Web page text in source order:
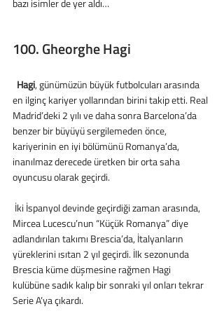
bazı isimler de yer aldı…
100. Gheorghe Hagi
Hagi, günümüzün büyük futbolcuları arasında
en ilginç kariyer yollarından birini takip etti. Real
Madrid’deki 2 yılı ve daha sonra Barcelona’da
benzer bir büyüyü sergilemeden önce,
kariyerinin en iyi bölümünü Romanya’da,
inanılmaz derecede üretken bir orta saha
oyuncusu olarak geçirdi.
Mircea Lucescu’nun “Küçük Romanya” diye
adlandırılan takımı Brescia’da, İtalyanların
yüreklerini ısıtan 2 yıl geçirdi. İlk sezonunda
Brescia küme düşmesine rağmen Hagi
kulübüne sadık kalıp bir sonraki yıl onları tekrar
Serie A’ya çıkardı.